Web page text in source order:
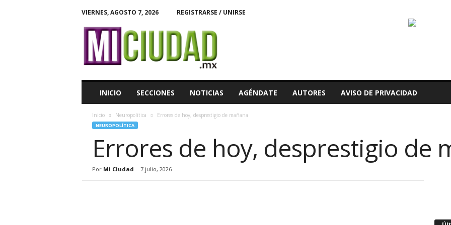
VIERNES, AGOSTO 7, 2026 REGISTRARSE / UNIRSE
u
INICIO SECCIONES NOTICIAS AGÉNDATE AUTORES AVISO DE PRIVACIDAD
Inicio Neuropolítica Errores de hoy, desprestigio de mañana
NEUROPOLÍTICA
Errores de hoy, desprestigio de
Por Mi Ciudad - 7 julio, 2026